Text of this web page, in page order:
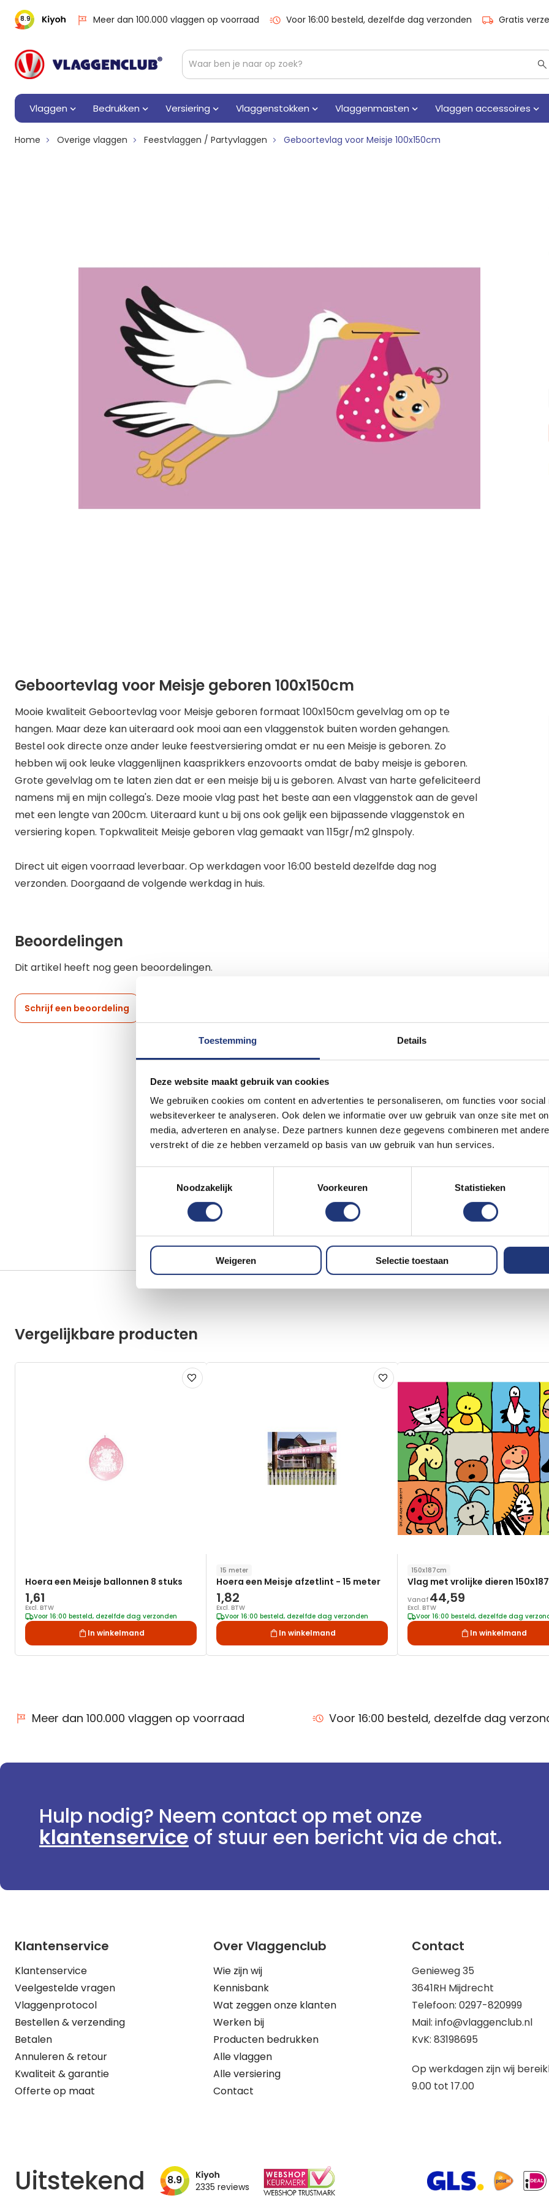
Toestemming Details
Deze website maakt gebruik van cookies
We gebruiken cookies om content en advertenties te personaliseren, om functies voor social
websiteverkeer te analyseren. Ook delen we informatie over uw gebruik van onze site met
media, adverteren en analyse. Deze partners kunnen deze gegevens combineren met
verstrekt of die ze hebben verzameld op basis van uw gebruik van hun services.
Noodzakelijk
Voorkeuren Statistieken
Weigeren Selectie toestaan
8.9 Meer dan 100.000 vlaggen op voorraad Voor 16:00 besteld, dezelfde dag verzonden Gratis
Vlaggen Bedrukken Versiering Vlaggenstokken Vlaggenmasten Vlaggen accessoires
Home Overige vlaggen Feestvlaggen / Partyvlaggen Geboortevlag voor Meisje 100x150cm
Geboortevlag voor Meisje geboren 100x150cm
Mooie kwaliteit Geboortevlag voor Meisje geboren formaat 100x150cm gevelvlag om op te
hangen. Maar deze kan uiteraard ook mooi aan een vlaggenstok buiten worden gehangen.
Bestel ook directe onze ander leuke feestversiering omdat er nu een Meisje is geboren. Zo
hebben wij ook leuke vlaggenlijnen kaasprikkers enzovoorts omdat de baby meisje is geboren.
Grote gevelvlag om te laten zien dat er een meisje bij u is geboren. Alvast van harte gefeliciteerd
namens mij en mijn collega's. Deze mooie vlag past het beste aan een vlaggenstok aan de gevel
met een lengte van 200cm. Uiteraard kunt u bij ons ook gelijk een bijpassende vlaggenstok en
versiering kopen. Topkwaliteit Meisje geboren vlag gemaakt van 115gr/m2 glnspoly.
Direct uit eigen voorraad leverbaar. Op werkdagen voor 16:00 besteld dezelfde dag nog
verzonden. Doorgaand de volgende werkdag in huis.
Beoordelingen
Dit artikel heeft nog geen beoordelingen.
Schrijf een beoordeling
Vergelijkbare producten
Voeg
toe
Hoera een Meisje ballonnen 8 stuks
1,61
Excl. BTW
Voor 16:00 besteld, dezelfde dag verzonden
In winkelmand
Voeg
toe
verlanglijst
15 meter
Hoera een Meisje afzetlint - 15 meter
1,82
Excl. BTW
Voor 16:00 besteld, dezelfde dag verzonden
In winkelmand
150x187cm
Vlag met vrolijke dieren
Vanaf 44,59
Excl. BTW
Voor 16:00 besteld, dezelfde dag
In winkelmand
Meer dan 100.000 vlaggen op voorraad Voor 16:00 besteld, dezelfde dag
Hulp nodig? Neem contact op met onze
klantenservice of stuur een bericht via de chat.
Klantenservice
Klantenservice
Veelgestelde vragen
Vlaggenprotocol
Bestellen & verzending
Betalen
Annuleren & retour
Kwaliteit & garantie
Offerte op maat
Over Vlaggenclub
Wie zijn wij
Kennisbank
Wat zeggen onze klanten
Werken bij
Producten bedrukken
Alle vlaggen
Alle versiering
Contact
Contact
Genieweg 35
3641RH Mijdrecht
Telefoon: 0297-820999
Mail: info@vlaggenclub.nl
KvK: 83198695
Op werkdagen zijn wij
9.00 tot 17.00
Uitstekend 8.9 2335 reviews